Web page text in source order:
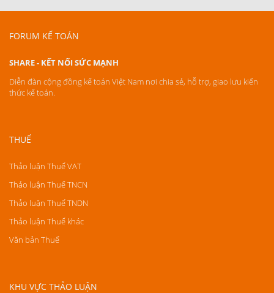
FORUM KẾ TOÁN
SHARE - KẾT NỐI SỨC MẠNH
Diễn đàn cộng đồng kế toán Việt Nam nơi chia sẻ, hỗ trợ, giao lưu kiến
thức kế toán.
THUẾ
Thảo luận Thuế VAT
Thảo luận Thuế TNCN
Thảo luận Thuế TNDN
Thảo luận Thuế khác
Văn bản Thuế
KHU VỰC THẢO LUẬN